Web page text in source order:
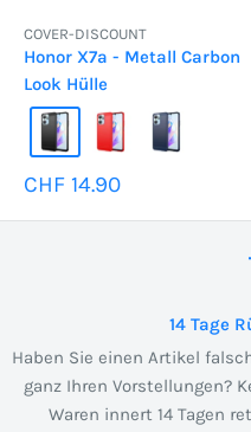
COVER-DISCOUNT
Honor X7a - Metall Carbon
Look Hülle
Sonderpreis
CHF 14.90
14 Tage
Haben Sie einen Artikel
ganz Ihren Vorstellungen?
Waren innert 14 Tagen